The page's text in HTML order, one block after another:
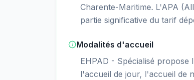
Charente-Maritime. L'APA
partie significative du tarif
Modalités d'accueil
EHPAD - Spécialisé propose
l'accueil de jour, l'accueil de